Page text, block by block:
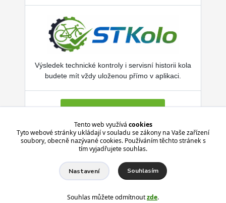
Výsledek technické kontroly i servisní historii kola
budete mít vždy uloženou přímo v aplikaci.
Aplikace je zdarma pro Android i iPhone.
Tento web využívá cookies
Tyto webové stránky ukládají v souladu se zákony na Vaše zařízení
soubory, obecně nazývané cookies. Používáním těchto stránek s
tím vyjadřujete souhlas.
Nastavení Souhlasím
Souhlas můžete odmítnoutzde.